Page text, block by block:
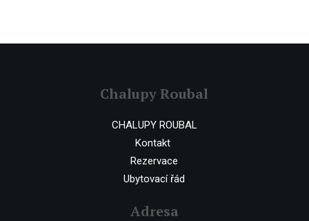
Chalupy Roubal
CHALUPY ROUBAL
Kontakt
Rezervace
Ubytovací řád
Adresa